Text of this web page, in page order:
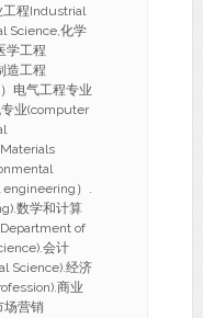
程Industrial
Science,化学
学工程
造工程
电气工程专业
业(computer
engineering）.
数学和计算
of
会计
Science).经济
商业
场营销